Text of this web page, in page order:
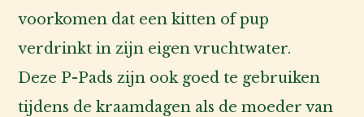
voorkomen dat een kitten of pup
verdrinkt in zijn eigen vruchtwater.
Deze P-Pads zijn ook goed te gebruiken
tijdens de kraamdagen als de moeder van